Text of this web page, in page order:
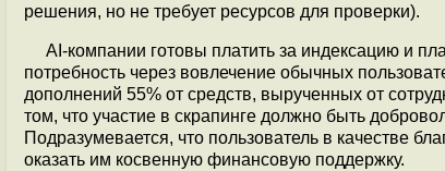
решения, но не требует ресурсов для проверки).
AI-компании готовы платить за индексацию и
потребность через вовлечение обычных
дополнений 55% от средств, вырученных от
том, что участие в скрапинге должно быть
Подразумевается, что пользователь в качестве
оказать им косвенную финансовую поддержку.